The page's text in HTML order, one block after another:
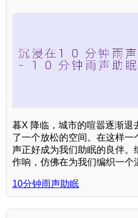
暮X 降临，城市的喧嚣逐渐退
了一个放松的空间。在这样
声正好成为我们助眠的良伴
作响，仿佛在为我们编织一个
10分钟雨声助眠